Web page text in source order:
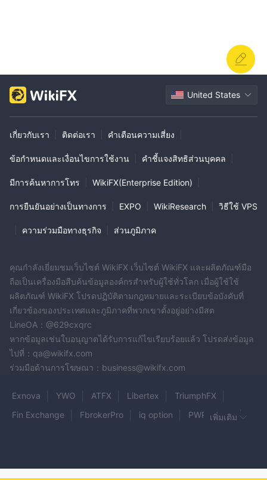
United States
เกี่ยวกับเรา ติดต่อเรา คำเตือนความเสี่ยง
ข้อกำหนดและเงื่อนไขการใช้งาน คำชี้แจงสิทธิส่วนบุคคล
มีการค้นหาการโทร WikiFX(Enterprise Edition)
การยืนยันอย่างเป็นทางการ EXPO WikiResearch วิธีใช้ VPS
ความร่วมมือทางธุรกิจ ส่วนภูมิภาค
คุณกำลังเยี่ยมชมเว็บไซต์ WikiFX เว็บไซต์ WikiFX และผลิตภัณฑ์มือ
ถือเป็นเครื่องมือสืบค้นข้อมูลองค์กรสำหรับผู้ใช้ทั่วโลก เมื่อผู้ใช้ใช้
ผลิตภัณฑ์ WikiFX โปรดปฏิบัติตามกฎหมายและระเบียบข้อบังคับที่
เกี่ยวข้องของประเทศและภูมิภาคที่พวกเขาตั้งอยู่อย่างมีสต
LineOA：@629cxqrc
หากข้อมูลเช่นใบอนุญาตได้รับการแก้ไขเรียบร้อยแล้ว โปรดส่งข้อมูล
ไปที่：qa@wikifx.com
ร่วมมือด้านการโฆษณา：business@wikifx.com
Exnova YWO ATFX Libertex
TriumphFX
Fin Exchange
FbrokerPro iq option
PWRTRADE
BithubFX
Fx Global Profits LiveTrader
เพิ่มเติม